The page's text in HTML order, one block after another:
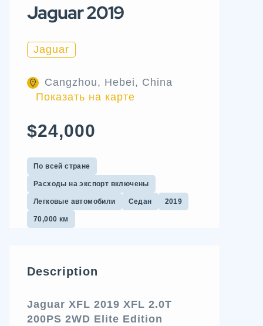
Jaguar 2019
Jaguar
Cangzhou, Hebei, China
Показать на карте
$24,000
По всей стране
Расходы на экспорт включены
Легковые автомобили Седан 2019
70,000 км
Description
Jaguar XFL 2019 XFL 2.0T
200PS 2WD Elite Edition